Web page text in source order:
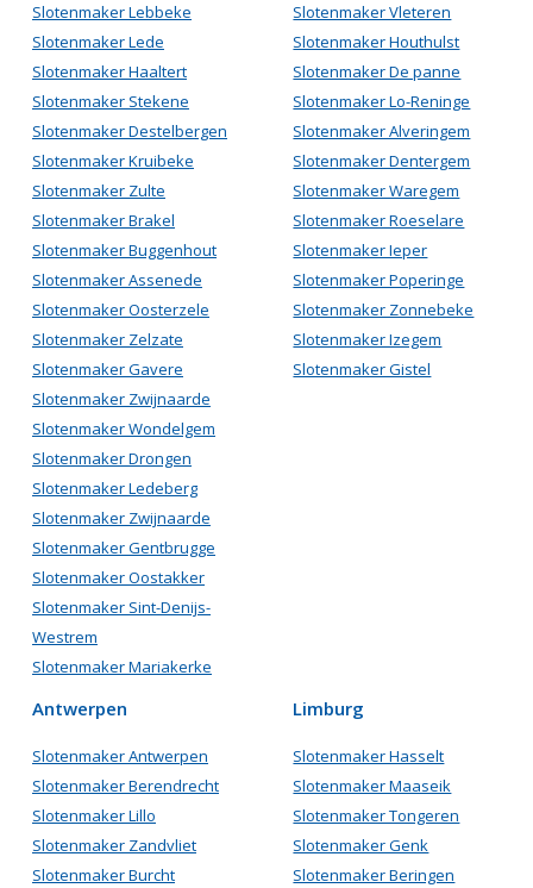
Slotenmaker Lebbeke
Slotenmaker Lede
Slotenmaker Haaltert
Slotenmaker Stekene
Slotenmaker Destelbergen
Slotenmaker Kruibeke
Slotenmaker Zulte
Slotenmaker Brakel
Slotenmaker Buggenhout
Slotenmaker Assenede
Slotenmaker Oosterzele
Slotenmaker Zelzate
Slotenmaker Gavere
Slotenmaker Zwijnaarde
Slotenmaker Wondelgem
Slotenmaker Drongen
Slotenmaker Ledeberg
Slotenmaker Zwijnaarde
Slotenmaker Gentbrugge
Slotenmaker Oostakker
Slotenmaker Sint-Denijs-
Westrem
Slotenmaker Mariakerke
Slotenmaker Vleteren
Slotenmaker Houthulst
Slotenmaker De panne
Slotenmaker Lo-Reninge
Slotenmaker Alveringem
Slotenmaker Dentergem
Slotenmaker Waregem
Slotenmaker Roeselare
Slotenmaker Ieper
Slotenmaker Poperinge
Slotenmaker Zonnebeke
Slotenmaker Izegem
Slotenmaker Gistel
Antwerpen
Slotenmaker Antwerpen
Slotenmaker Berendrecht
Slotenmaker Lillo
Slotenmaker Zandvliet
Slotenmaker Burcht
Limburg
Slotenmaker Hasselt
Slotenmaker Maaseik
Slotenmaker Tongeren
Slotenmaker Genk
Slotenmaker Beringen